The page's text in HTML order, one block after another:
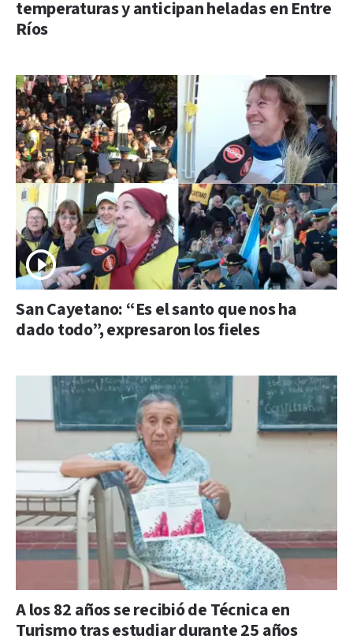
temperaturas y anticipan heladas en Entre
Ríos
San Cayetano: “Es el santo que nos ha
dado todo”, expresaron los fieles
A los 82 años se recibió de Técnica en
Turismo tras estudiar durante 25 años